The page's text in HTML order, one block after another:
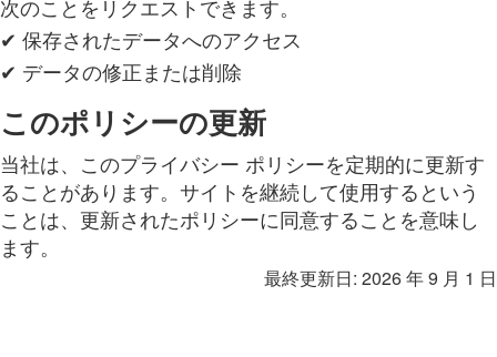
次のことをリクエストできます。
✔ 保存されたデータへのアクセス
✔ データの修正または削除
このポリシーの更新
当社は、このプライバシー ポリシーを定期的に更新す
ることがあります。サイトを継続して使用するという
ことは、更新されたポリシーに同意することを意味し
ます。
最終更新日: 2026 年 9 月 1 日